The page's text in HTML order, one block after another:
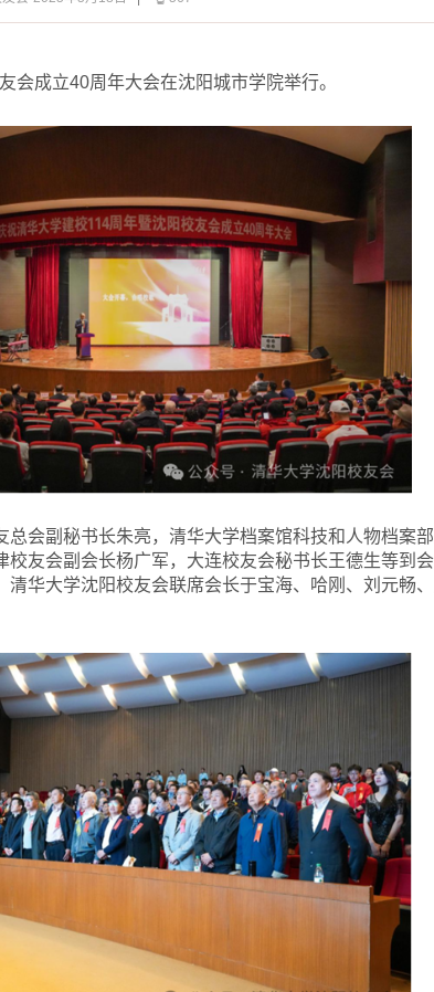
会成立40周年大会在沈阳城市学院举行。
总会副秘书长朱亮，清华大学档案馆科技和人物档案部
友会副会长杨广军，大连校友会秘书长王德生等到
华大学沈阳校友会联席会长于宝海、哈刚、刘元畅